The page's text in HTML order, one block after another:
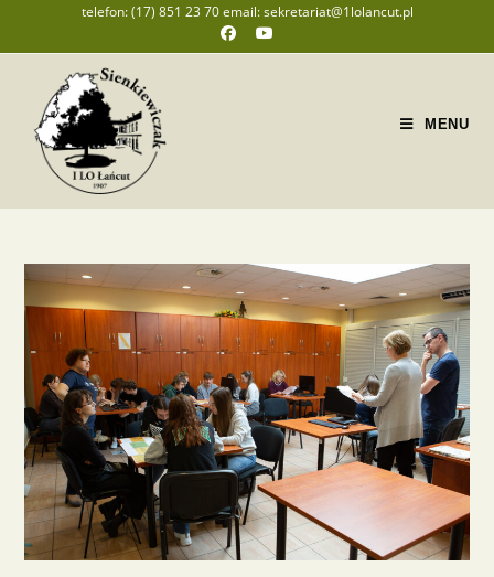
telefon: (17) 851 23 70 email: sekretariat@1lolancut.pl
MENU